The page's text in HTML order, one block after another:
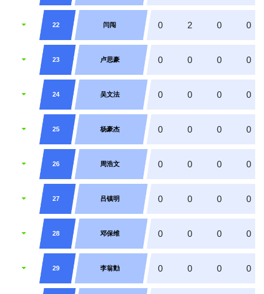
22 闫闯 0 2 0 0
23 卢思豪 0 0 0 0
24 吴文法 0 0 0 0
25 杨豪杰 0 0 0 0
26 周浩文 0 0 0 0
27 吕镇明 0 0 0 0
28 邓保维 0 0 0 0
29 李翁勣 0 0 0 0